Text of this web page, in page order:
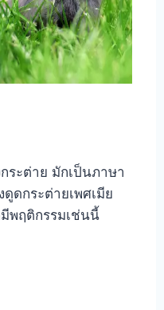
ระต่าย มักเป็นภาษา
ดกระต่ายเพศเมีย
มีพฤติกรรมเช่นนี้